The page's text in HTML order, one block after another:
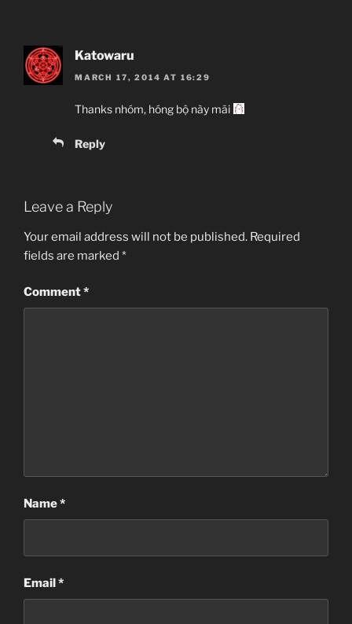
Katowaru
MARCH 17, 2014 AT 16:29
Thanks nhóm, hóng bộ này mãi
Reply
Leave a Reply
Your email address will not be published. Required
fields are marked *
Comment*
Name*
Email*